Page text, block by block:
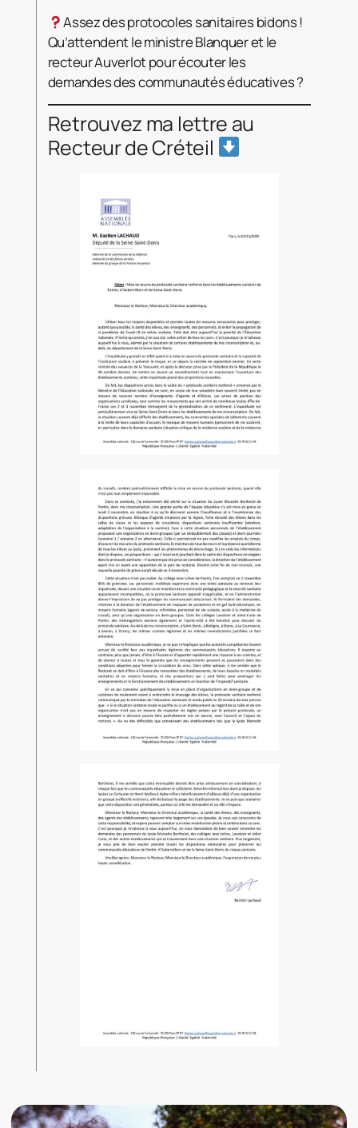
Assez des protocoles sanitaires bidons !
Qu’attendent le ministre Blanquer et le
recteur Auverlot pour écouter les
demandes des communautés éducatives ?
Retrouvez ma lettre au
Recteur de Créteil